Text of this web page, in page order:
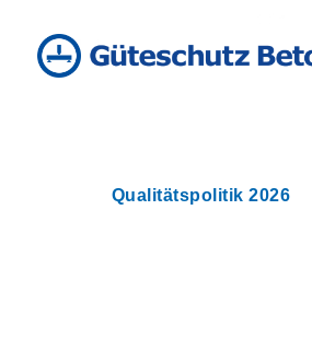
Qualitätspolitik 2026